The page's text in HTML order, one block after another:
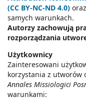
(CC BY-NC-ND 4.0)
samych warunkach.
Autorzy zachowują
rozporządzania
Użytkownicy
Zainteresowani
korzystania z utworów
Annales Missiologici
warunkami: